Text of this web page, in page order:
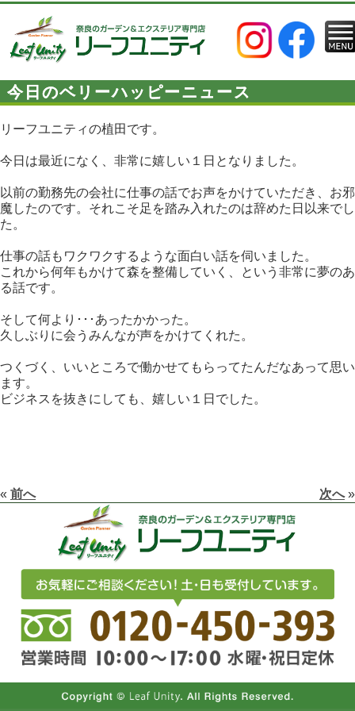
今日のベリーハッピーニュース
リーフユニティの植田です。
今日は最近になく、非常に嬉しい１日となりました。
以前の勤務先の会社に仕事の話でお声をかけていただき、お邪
魔したのです。それこそ足を踏み入れたのは辞めた日以来でし
た。
仕事の話もワクワクするような面白い話を伺いました。
これから何年もかけて森を整備していく、という非常に夢のあ
る話です。
そして何より･･･あったかかった。
久しぶりに会うみんなが声をかけてくれた。
つくづく、いいところで働かせてもらってたんだなあって思い
ます。
ビジネスを抜きにしても、嬉しい１日でした。
« 前へ 次へ»